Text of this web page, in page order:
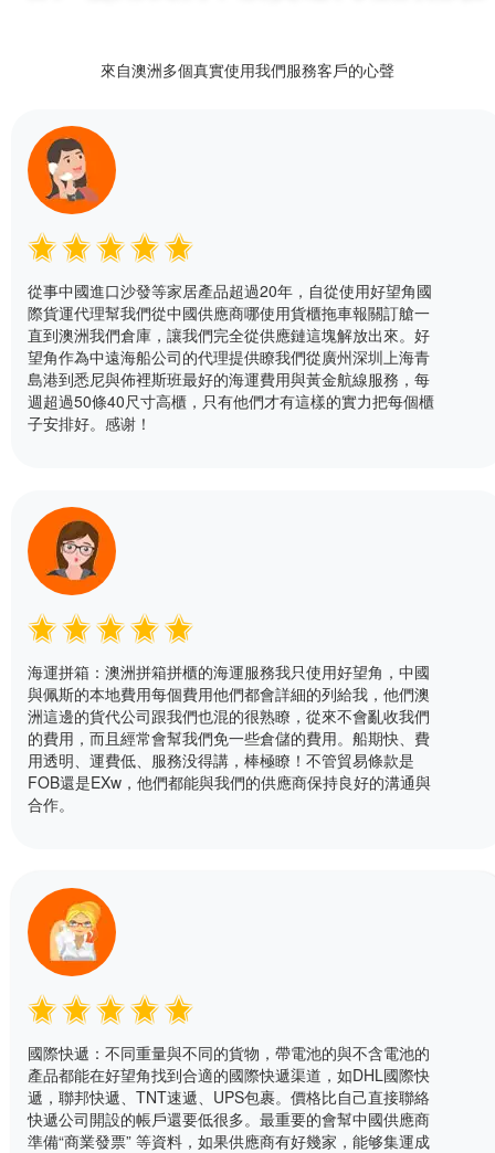
來自澳洲多個真實使用我們服務客戶的心聲
從事中國進口沙發等家居產品超過20年，自從使用好望角國
際貨運代理幫我們從中國供應商哪使用貨櫃拖車報關訂艙一
直到澳洲我們倉庫，讓我們完全從供應鏈這塊解放出來。好
望角作為中遠海船公司的代理提供瞭我們從廣州深圳上海青
島港到悉尼與佈裡斯班最好的海運費用與黃金航線服務，每
週超過50條40尺寸高櫃，只有他們才有這樣的實力把每個櫃
子安排好。感谢！
海運拼箱：澳洲拼箱拼櫃的海運服務我只使用好望角，中國
與佩斯的本地費用每個費用他們都會詳細的列給我，他們澳
洲這邊的貨代公司跟我們也混的很熟瞭，從來不會亂收我們
的費用，而且經常會幫我們免一些倉儲的費用。船期快、費
用透明、運費低、服務没得講，棒極瞭！不管貿易條款是
FOB還是EXw，他們都能與我們的供應商保持良好的溝通與
合作。
國際快遞：不同重量與不同的貨物，帶電池的與不含電池的
產品都能在好望角找到合適的國際快遞渠道，如DHL國際快
遞，聯邦快遞、TNT速遞、UPS包裹。價格比自己直接聯絡
快遞公司開設的帳戶還要低很多。最重要的會幫中國供應商
準備“商業發票” 等資料，如果供應商有好幾家，能够集運成